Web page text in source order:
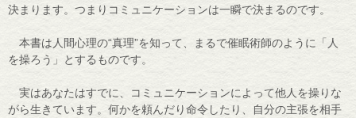
決まります。つまりコミュニケーションは一瞬で決まるのです。
本書は人間心理の“真理”を知って、まるで催眠術師のように「人
を操ろう」とするものです。
実はあなたはすでに、コミュニケーションによって他人を操りな
がら生きています。何かを頼んだり命令したり、自分の主張を相手